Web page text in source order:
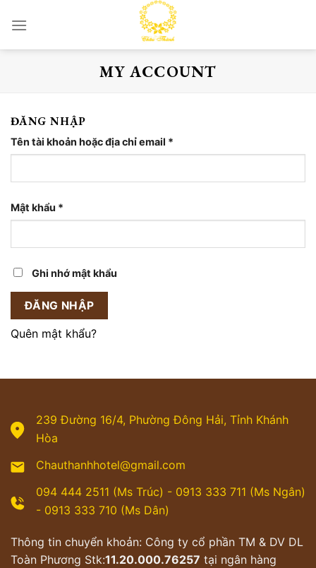
MY ACCOUNT
ĐĂNG NHẬP
Tên tài khoản hoặc địa chỉ email *
Mật khẩu *
Ghi nhớ mật khẩu
ĐĂNG NHẬP
Quên mật khẩu?
239 Đường 16/4, Phường Đông Hải, Tỉnh Khánh
Hòa
Chauthanhhotel@gmail.com
094 444 2511 (Ms Trúc) - 0913 333 711 (Ms Ngân)
- 0913 333 710 (Ms Dân)
Thông tin chuyển khoản: Công ty cổ phần TM & DV DL
Toàn Phương Stk:11.20.000.76257 tại ngân hàng